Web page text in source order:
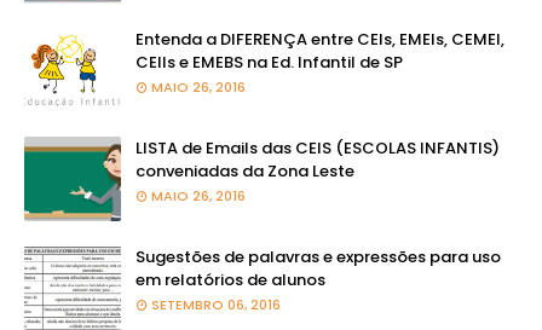
Entenda a DIFERENÇA entre CEIs, EMEIs, CEMEI,
CEIIs e EMEBS na Ed. Infantil de SP
MAIO 26, 2016
LISTA de Emails das CEIS (ESCOLAS INFANTIS)
conveniadas da Zona Leste
MAIO 26, 2016
Sugestões de palavras e expressões para uso
em relatórios de alunos
SETEMBRO 06, 2016